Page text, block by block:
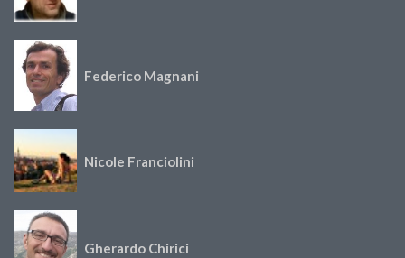
Federico Magnani
Nicole Franciolini
Gherardo Chirici